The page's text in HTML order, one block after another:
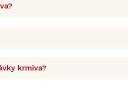
krmiva?